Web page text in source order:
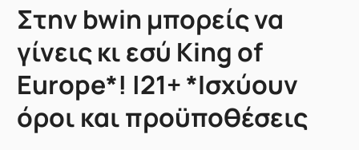
Στην bwin μπορείς να
γίνεις κι εσύ King of
Europe*! |21+ *Ισχύουν
όροι και προϋποθέσεις